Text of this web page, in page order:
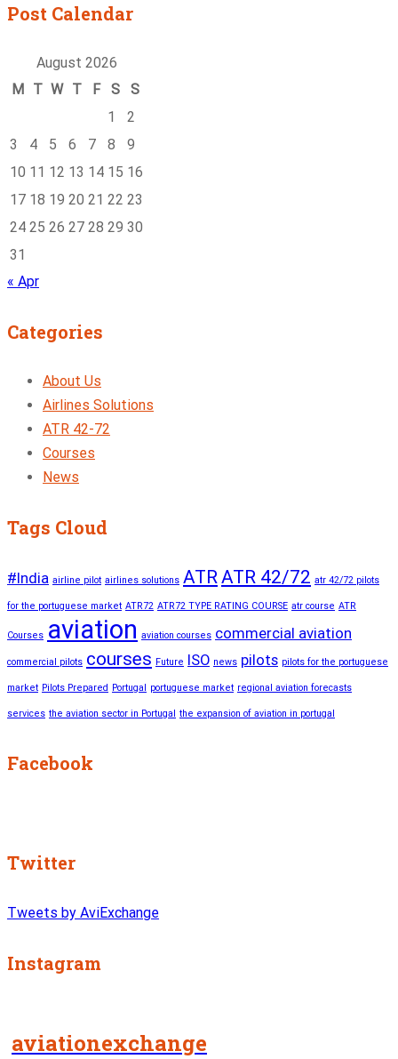
Post Calendar
August 2026
M
T W T F S
S
1
2
3
4 5 6 7 8
9
10 11 12 13 14 15 16
17 18 19 20 21 22 23
24 25 26 27 28 29 30
31
« Apr
Categories
About Us
Airlines Solutions
ATR 42-72
Courses
News
Tags Cloud
#India airline pilot airlines solutions ATR ATR 42/72 atr 42/72 pilots
for the portuguese market ATR72 ATR72 TYPE RATING COURSE atr course ATR
Courses aviation aviation courses commercial aviation
commercial pilots courses Future ISO news pilots pilots for the portuguese
market Pilots Prepared Portugal portuguese market regional aviation forecasts
services the aviation sector in Portugal the expansion of aviation in portugal
Facebook
Twitter
Tweets by AviExchange
Instagram
aviationexchange